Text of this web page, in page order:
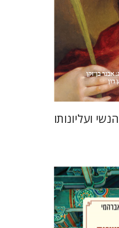
ועליונותו